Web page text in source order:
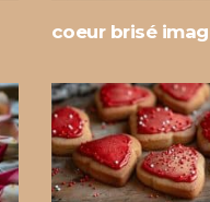
coeur brisé